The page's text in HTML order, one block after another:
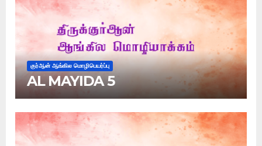
குர்ஆன் ஆங்கில மொழிபெயர்ப்பு
AL MAYIDA 5